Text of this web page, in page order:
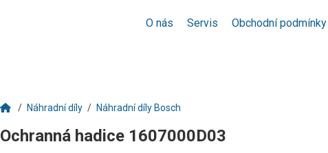
O nás Servis Obchodní podmínky
Náhradní díly Náhradní díly Bosch
Ochranná hadice 1607000D03